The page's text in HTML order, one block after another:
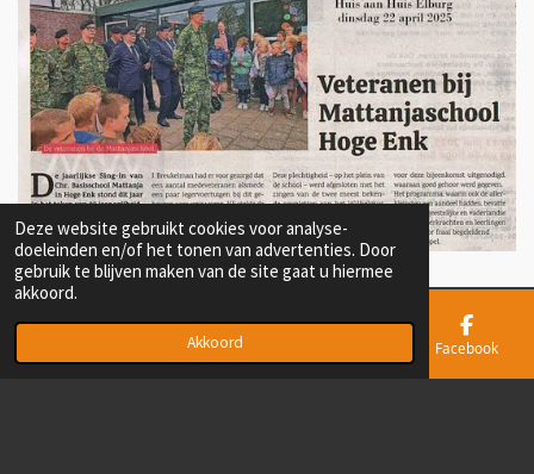
Deze website gebruikt cookies voor analyse-
doeleinden en/of het tonen van advertenties. Door
gebruik te blijven maken van de site gaat u hiermee
akkoord.
Akkoord
© 2022 - 2026 MMP Elburg [Militair Meeting Point Elburg]
Powered byJouwWeb
Telefoonnummer Facebook